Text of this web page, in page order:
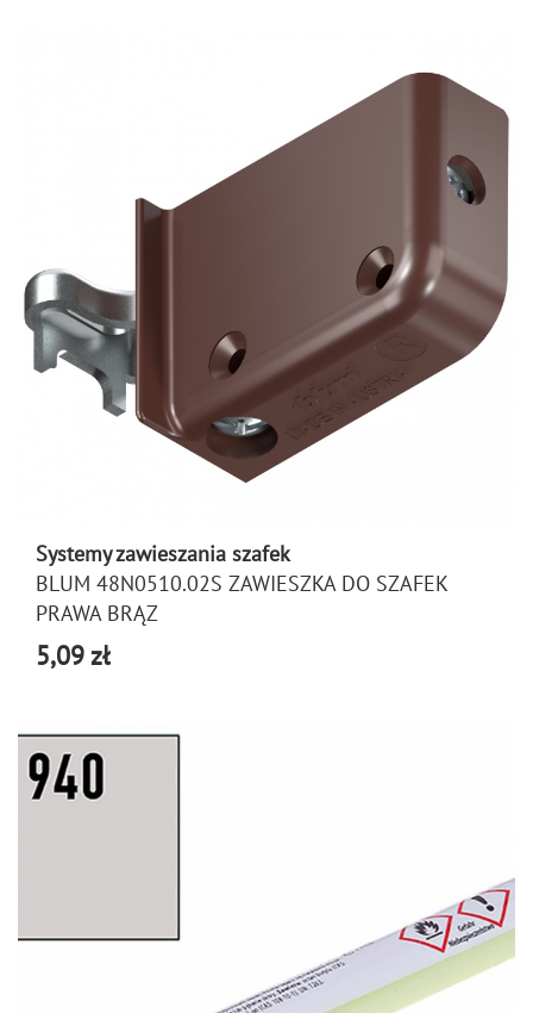
Systemy zawieszania szafek
BLUM 48N0510.02S ZAWIESZKA DO SZAFEK
PRAWA BRĄZ
5,09 zł